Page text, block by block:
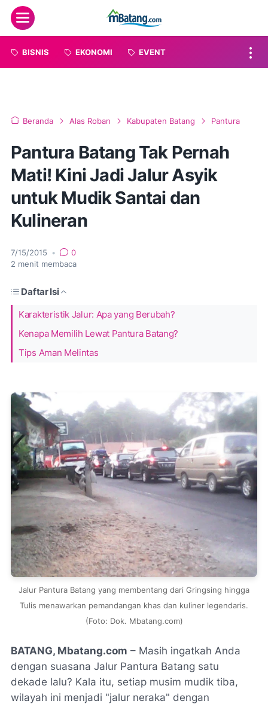
Menu
BISNIS EKONOMI EVENT
Beranda Alas Roban Kabupaten Batang Pantura
Pantura Batang Tak Pernah
Mati! Kini Jadi Jalur Asyik
untuk Mudik Santai dan
Kulineran
7/15/2015 •
0
2 menit membaca
Daftar Isi
Karakteristik Jalur: Apa yang Berubah?
Kenapa Memilih Lewat Pantura Batang?
Tips Aman Melintas
Jalur Pantura Batang yang membentang dari Gringsing hingga
Tulis menawarkan pemandangan khas dan kuliner legendaris.
(Foto: Dok. Mbatang.com)
BATANG, Mbatang.com – Masih ingatkah Anda
dengan suasana Jalur Pantura Batang satu
dekade lalu? Kala itu, setiap musim mudik tiba,
wilayah ini menjadi "jalur neraka" dengan